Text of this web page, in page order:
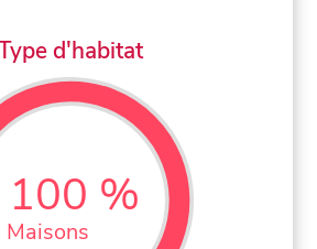
d'habitat
100 %
Maisons